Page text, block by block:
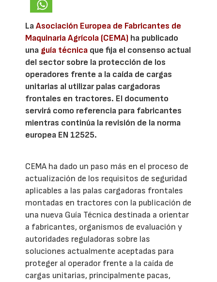
LaAsociación Europea de Fabricantes de
Maquinaria Agrícola (CEMA) ha publicado
una guía técnica que fija el consenso actual
del sector sobre la protección de los
operadores frente a la caída de cargas
unitarias al utilizar palas cargadoras
frontales en tractores. El documento
servirá como referencia para fabricantes
mientras continúa la revisión de la norma
europea EN 12525.
CEMA ha dado un paso más en el proceso de
actualización de los requisitos de seguridad
aplicables a las palas cargadoras frontales
montadas en tractores con la publicación de
una nueva Guía Técnica destinada a orientar
a fabricantes, organismos de evaluación y
autoridades reguladoras sobre las
soluciones actualmente aceptadas para
proteger al operador frente a la caída de
cargas unitarias, principalmente pacas,